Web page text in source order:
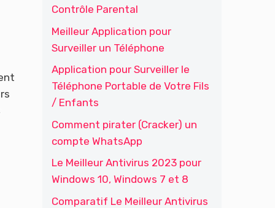
Contrôle Parental
Meilleur Application pour
Surveiller un Téléphone
Application pour Surveiller le
Téléphone Portable de Votre Fils
/ Enfants
Comment pirater (Cracker) un
compte WhatsApp
Le Meilleur Antivirus 2023 pour
Windows 10, Windows 7 et 8
Comparatif Le Meilleur Antivirus